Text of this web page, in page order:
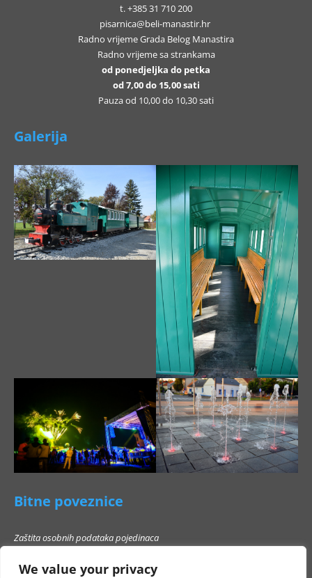
We value your privacy
t. +385 31 710 200
pisarnica@beli-manastir.hr
Radno vrijeme Grada Belog Manastira
Radno vrijeme sa strankama
od ponedjeljka do petka
od 7,00 do 15,00 sati
Pauza od 10,00 do 10,30 sati
Galerija
Bitne poveznice
Zaštita osobnih podataka pojedinaca
Popis poslovnih subjekata s kojima Grad Beli Manastir ne smije stupati u